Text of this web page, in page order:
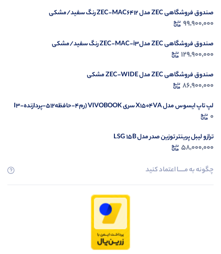
صندوق فروشگاهی ZEC مدل ZEC-MAC6412 رنگ سفید/مشکی
99,900,000
صندوق فروشگاهی ZEC مدلZEC-MAC-i3 رنگ سفید/مشکی
129,900,000
صندوق فروشگاهی ZEC مدل ZEC-WIDE مشکی
86,900,000
لپ تاپ ایسوس مدل X1504VA سری VIVOBOOK (رم4-حافظه512-پردازندهI3-
1335U)
0
ترازو لیبل پرینتر توزین صدر مدل LSG 15B
58,000,000
چگونه به مــــــا اعتماد کنید